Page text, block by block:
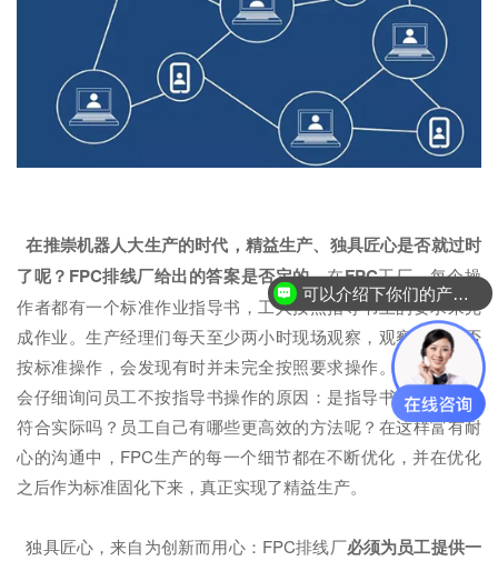
在推崇机器人大生产的时代，精益生产、独具匠心是否就过时
了呢？FPC排线厂给出的答案是否定的。在FPC工厂，每个操
作者都有一个标准作业指导书，工人按照指导书上的要求来完
成作业。生产经理们每天至少两小时现场观察，观察员工是否
按标准操作，会发现有时并未完全按照要求操作。FPC排线厂
会仔细询问员工不按指导书操作的原因：是指导书上的方法不
符合实际吗？员工自己有哪些更高效的方法呢？在这样富有耐
心的沟通中，FPC生产的每一个细节都在不断优化，并在优化
之后作为标准固化下来，真正实现了精益生产。
独具匠心，来自为创新而用心：FPC排线厂必须为员工提供一
可以介绍下你们的产品么？